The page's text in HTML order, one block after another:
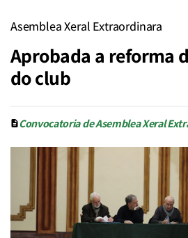
Asemblea Xeral Extraordinara
Aprobada a reforma
do club
Convocatoria de Asemblea Xeral